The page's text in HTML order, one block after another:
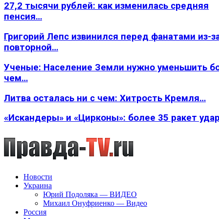
27,2 тысячи рублей: как изменилась средняя
пенсия…
Григорий Лепс извинился перед фанатами из-
повторной…
Ученые: Население Земли нужно уменьшить
чем…
Литва осталась ни с чем: Хитрость Кремля…
«Искандеры» и «Цирконы»: более 35 ракет
Новости
Украина
Юрий Подоляка — ВИДЕО
Михаил Онуфриенко — Видео
Россия